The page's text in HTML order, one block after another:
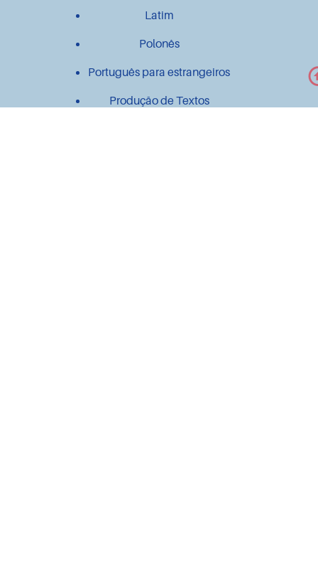
Latim
Polonês
Português para estrangeiros
Produção de Textos